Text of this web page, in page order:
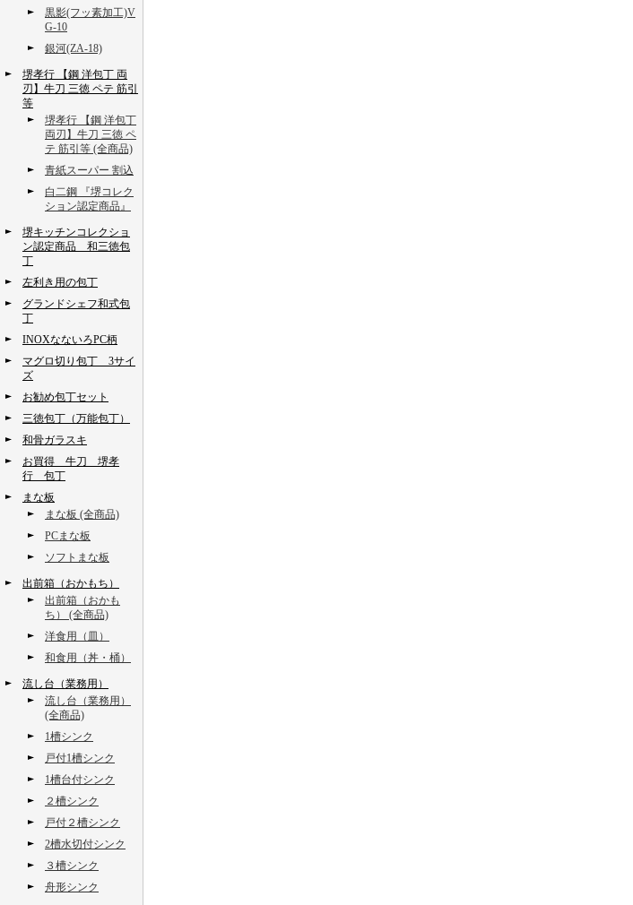
黒影(フッ素加工)V
G-10
銀河(ZA-18)
堺孝行 【鋼 洋包丁 両
刃】牛刀 三徳 ペテ 筋引
等
堺孝行 【鋼 洋包丁
両刃】牛刀 三徳 ペ
テ 筋引等 (全商品)
青紙スーパー 割込
白二鋼 『堺コレク
ション認定商品』
堺キッチンコレクショ
ン認定商品 和三徳包
丁
左利き用の包丁
グランドシェフ和式包
丁
INOXなないろPC柄
マグロ切り包丁 3サイ
ズ
お勧め包丁セット
三徳包丁（万能包丁）
和骨ガラスキ
お買得 牛刀 堺孝
行 包丁
まな板
まな板 (全商品)
PCまな板
ソフトまな板
出前箱（おかもち）
出前箱（おかも
ち） (全商品)
洋食用（皿）
和食用（丼・桶）
流し台（業務用）
流し台（業務用）
(全商品)
1槽シンク
戸付1槽シンク
1槽台付シンク
２槽シンク
戸付２槽シンク
2槽水切付シンク
３槽シンク
舟形シンク